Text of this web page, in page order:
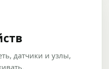
датчики и узлы,